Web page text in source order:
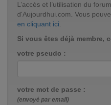
L’accès et l’utilisation du
d'Aujourdhui.com. Vous
en cliquant ici
Si vous êtes déjà membre,
votre pseudo :
votre mot de passe :
(envoyé par email)